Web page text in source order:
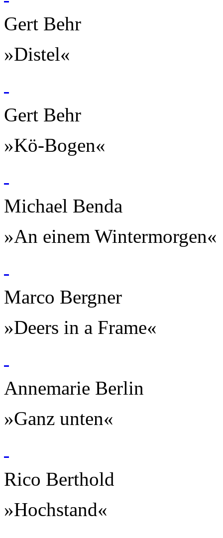
Gert Behr
»Distel«
Gert Behr
»Kö-Bogen«
Michael Benda
»An einem Wintermorgen«
Marco Bergner
»Deers in a Frame«
Annemarie Berlin
»Ganz unten«
Rico Berthold
»Hochstand«